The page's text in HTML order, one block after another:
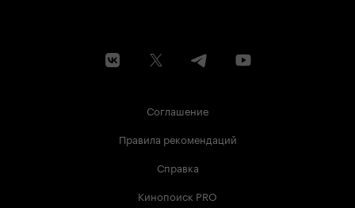
Соглашение
Правила рекомендаций
Справка
Кинопоиск PRO